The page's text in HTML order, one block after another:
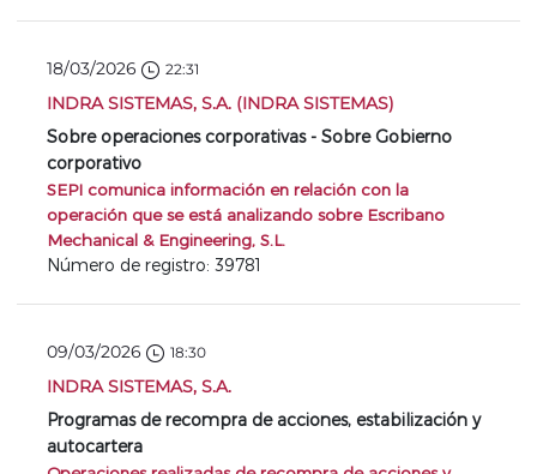
18/03/2026 22:31
INDRA SISTEMAS, S.A. (INDRA SISTEMAS)
Sobre operaciones corporativas - Sobre Gobierno
corporativo
SEPI comunica información en relación con la
operación que se está analizando sobre Escribano
Mechanical & Engineering, S.L.
Número de registro: 39781
09/03/2026 18:30
INDRA SISTEMAS, S.A.
Programas de recompra de acciones, estabilización y
autocartera